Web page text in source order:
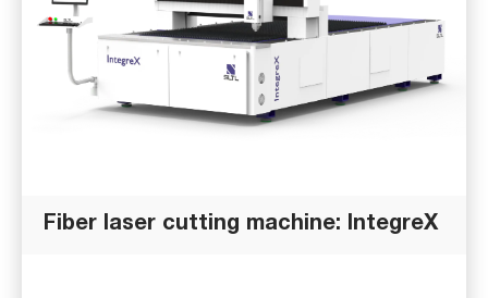
Fiber laser cutting machine: IntegreX